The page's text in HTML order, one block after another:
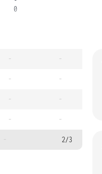
0
- -
- -
- -
- -
- 2/3